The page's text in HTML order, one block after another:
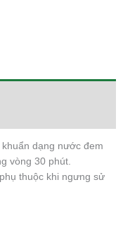
dạng nước đem
vòng 30 phút.
thuộc khi ngưng sử